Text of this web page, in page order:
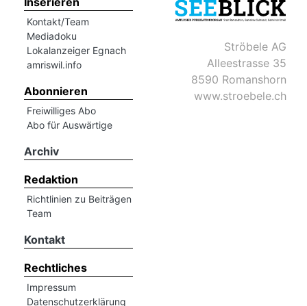
Kontakt/Team
Mediadoku
Lokalanzeiger Egnach
amriswil.info
Abonnieren
Freiwilliges Abo
Abo für Auswärtige
Archiv
Redaktion
Richtlinien zu Beiträgen
Team
Kontakt
Rechtliches
Impressum
Datenschutzerklärung
Ströbele AG
Alleestrasse 35
8590 Romanshorn
www.stroebele.ch